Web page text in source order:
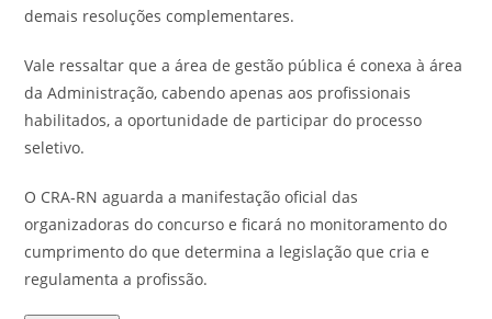
demais resoluções complementares.
Vale ressaltar que a área de gestão pública é conexa à área
da Administração, cabendo apenas aos profissionais
habilitados, a oportunidade de participar do processo
seletivo.
O CRA-RN aguarda a manifestação oficial das
organizadoras do concurso e ficará no monitoramento do
cumprimento do que determina a legislação que cria e
regulamenta a profissão.